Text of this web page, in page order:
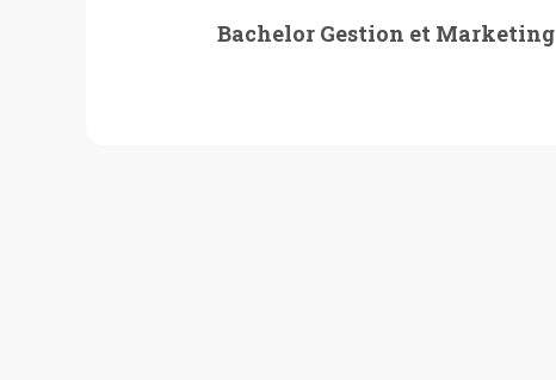
Bachelor Gestion et Marketing